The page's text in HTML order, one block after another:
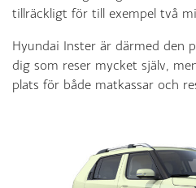
tillräckligt för till exempel två
Hyundai Inster är därmed den
dig som reser mycket själv,
plats för både matkassar och